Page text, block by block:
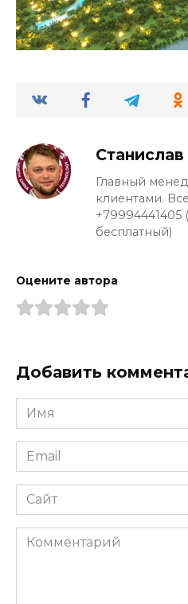
Станислав
Главный
клиентами.
бесплатный)
Оцените автора
Добавить
Имя
*
Email
*
Сайт
Комментарий